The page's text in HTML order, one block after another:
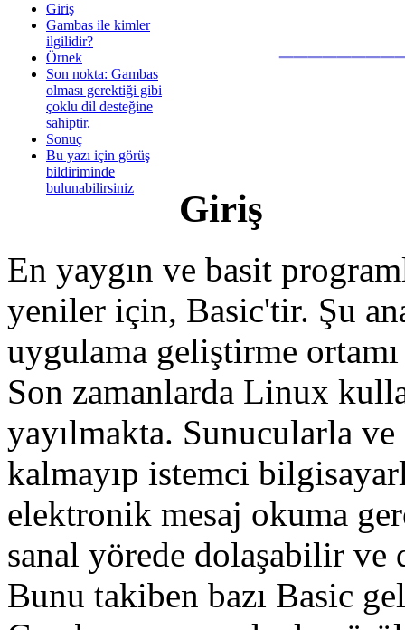
Giriş
Gambas ile kimler
ilgilidir?
Örnek
Son nokta: Gambas
olması gerektiği gibi
çoklu dil desteğine
sahiptir.
Sonuç
Bu yazı için görüş
bildiriminde
bulunabilirsiniz
Giriş
En yaygın ve basit
yeniler için, Basic'tir. Şu
uygulama geliştirme
Son zamanlarda Linux
yayılmakta. Sunucularla ve
kalmayıp istemci
elektronik mesaj okuma
sanal yörede dolaşabilir
Bunu takiben bazı Basic